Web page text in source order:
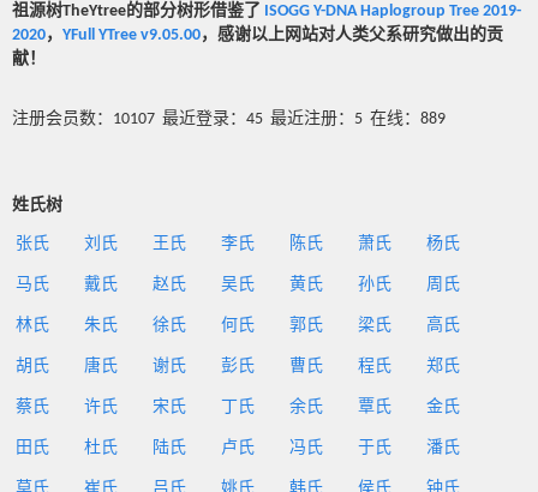
祖源树TheYtree的部分树形借鉴了 ISOGG Y-DNA Haplogroup Tree 2019-
2020， YFull YTree v9.05.00，感谢以上网站对人类父系研究做出的贡
献！
注册会员数：10107 最近登录：45 最近注册：5 在线：889
姓氏树
张氏 刘氏 王氏 李氏 陈氏 萧氏 杨氏
马氏 戴氏 赵氏 吴氏 黄氏 孙氏 周氏
林氏 朱氏 徐氏 何氏 郭氏 梁氏 高氏
胡氏 唐氏 谢氏 彭氏 曹氏 程氏 郑氏
蔡氏 许氏 宋氏 丁氏 余氏 覃氏 金氏
田氏 杜氏 陆氏 卢氏 冯氏 于氏 潘氏